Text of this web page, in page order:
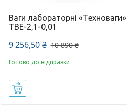
Ваги лабораторні «Техноваги»
ТВЕ-2,1-0,01
9 256,50 ₴ 10 890 ₴
Готово до відправки